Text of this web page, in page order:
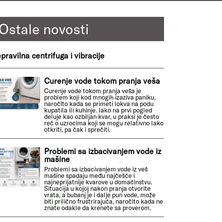
novosti
centrifuga i vibracije
Curenje vode tokom pranja veša
Curenje vode tokom pranja veša je
problem koji kod mnogih izaziva paniku,
naročito kada se primeti lokva na podu
kupatila ili kuhinje. Iako na prvi pogled
deluje kao ozbiljan kvar, u praksi je često
reč o uzrocima koji se mogu relativno lako
otkriti, pa čak i sprečiti.
Problemi sa izbacivanjem vode iz
mašine
Problemi sa izbacivanjem vode iz veš
mašine spadaju među najčešće i
najneprijatnije kvarove u domaćinstvu.
Situacija u kojoj nakon pranja otvorite
vrata, a bubanj je i dalje pun vode, može
biti prilično frustrirajuća, naročito kada ne
znate odakle da krenete sa proverom.